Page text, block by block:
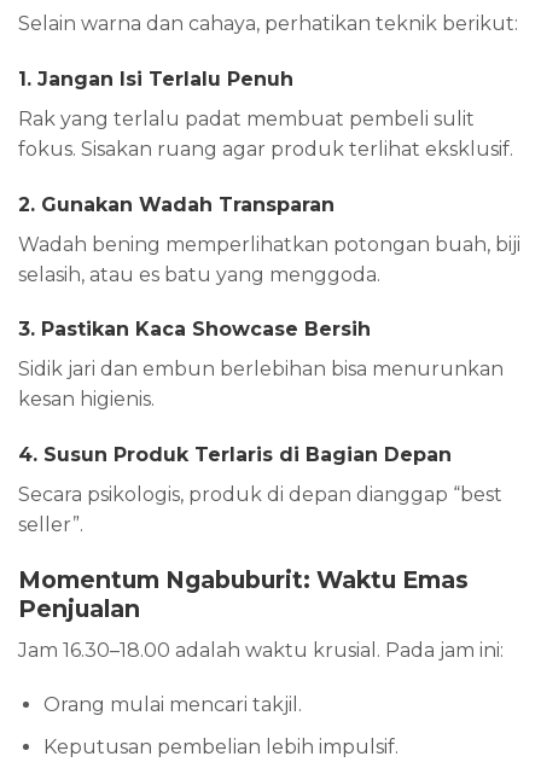
Selain warna dan cahaya, perhatikan teknik berikut:
1. Jangan Isi Terlalu Penuh
Rak yang terlalu padat membuat pembeli sulit
fokus. Sisakan ruang agar produk terlihat eksklusif.
2. Gunakan Wadah Transparan
Wadah bening memperlihatkan potongan buah, biji
selasih, atau es batu yang menggoda.
3. Pastikan Kaca Showcase Bersih
Sidik jari dan embun berlebihan bisa menurunkan
kesan higienis.
4. Susun Produk Terlaris di Bagian Depan
Secara psikologis, produk di depan dianggap “best
seller”.
Momentum Ngabuburit: Waktu Emas
Penjualan
Jam 16.30–18.00 adalah waktu krusial. Pada jam ini:
Orang mulai mencari takjil.
Keputusan pembelian lebih impulsif.